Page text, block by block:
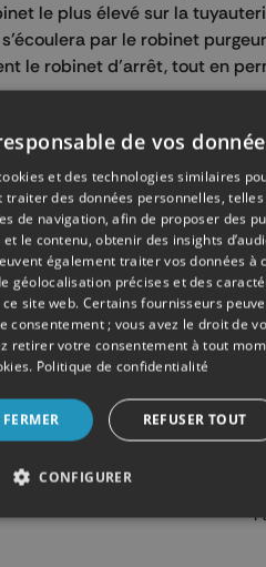
le plus élevé sur la
par le robinet
le robinet d’arrêt, tout en
prendre contact
des installations entraîne
la facture d'eau.
Le remplacement du
de vos
et des technologies similaires
des données personnelles, telles
de navigation, afin de proposer des
le contenu, obtenir des insights
également traiter vos données à
géolocalisation précises et des
site web. Certains fournisseurs
; vous avez le droit de
retirer votre consentement à tout
. Politique de confidentialité
REFUSER TOUT
CONFIGURER